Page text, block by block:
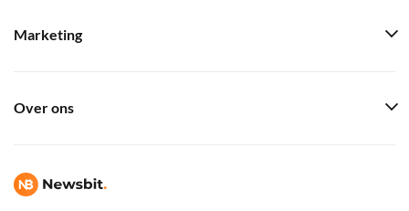
Marketing
Over ons